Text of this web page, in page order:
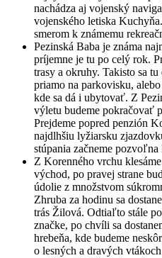
nachádza aj vojenský
vojenského letiska
smerom k známemu
Pezinská Baba je známa
príjemne je tu po celý rok.
trasy a okruhy. Takisto sa
priamo na parkovisku,
kde sa dá i ubytovať. Z
výletu budeme pokračovať
Prejdeme popred penzión
najdlhšiu lyžiarsku
stúpania začneme
Z Korenného vrchu
východ, po pravej strane
údolie z množstvom
Zhruba za hodinu sa
trás Žilová. Odtiaľto stále
značke, po chvíli sa
hrebeňa, kde budeme
o lesných a dravých